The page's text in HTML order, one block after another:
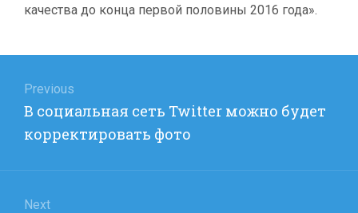
качества до конца первой половины 2016 года».
по
записям
Previous
Previous
post:
В социальная сеть Twitter можно будет
корректировать фото
Next